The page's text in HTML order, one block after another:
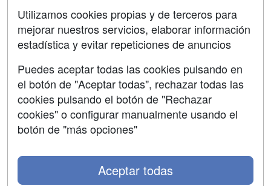
Contactar
Confidencialidad
Aviso legal
Copyleft
Utilizamos cookies propias y de terceros para
mejorar nuestros servicios, elaborar información
estadística y evitar repeticiones de anuncios
Puedes aceptar todas las cookies pulsando en
el botón de "Aceptar todas", rechazar todas las
cookies pulsando el botón de "Rechazar
cookies" o configurar manualmente usando el
botón de "más opciones"
Aceptar todas